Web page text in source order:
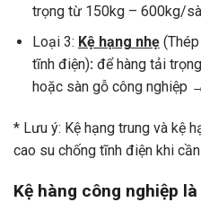
trọng từ 150kg – 600kg/
Loại 3: Kệ hạng nhẹ(Thép
tĩnh điện):để hàng tải
hoặc sàn gỗ công nghiệp
* Lưu ý: Kệ hạng trung và kệ
cao su chống tĩnh điện khi cần
Kệ hàng công nghiệp là